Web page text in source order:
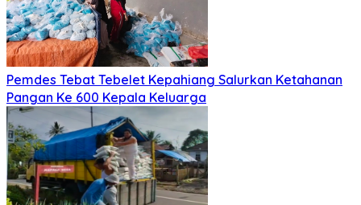
Pemdes Tebat Tebelet Kepahiang Salurkan Ketahanan
Pangan Ke 600 Kepala Keluarga